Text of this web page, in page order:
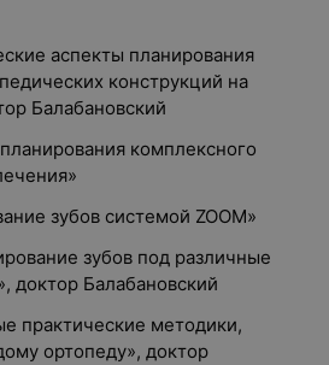
аспекты планирования
конструкций на
Балабановский
комплексного
зубов системой ZOOM»
зубов под различные
доктор Балабановский
практические методики,
ортопеду», доктор